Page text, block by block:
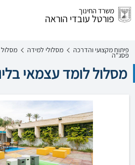
משרד החינוך
פורטל עובדי הוראה
פיתוח מקצועי והדרכה מסלולי למידה מסלול
פסג"ה
מסלול לומד עצמאי